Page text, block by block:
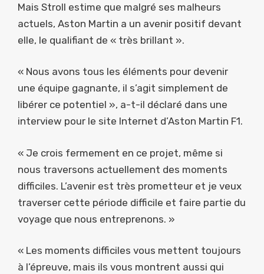
Mais Stroll estime que malgré ses malheurs
actuels, Aston Martin a un avenir positif devant
elle, le qualifiant de « très brillant ».
« Nous avons tous les éléments pour devenir
une équipe gagnante, il s’agit simplement de
libérer ce potentiel », a-t-il déclaré dans une
interview pour le site Internet d’Aston Martin F1.
« Je crois fermement en ce projet, même si
nous traversons actuellement des moments
difficiles. L’avenir est très prometteur et je veux
traverser cette période difficile et faire partie du
voyage que nous entreprenons. »
« Les moments difficiles vous mettent toujours
à l’épreuve, mais ils vous montrent aussi qui